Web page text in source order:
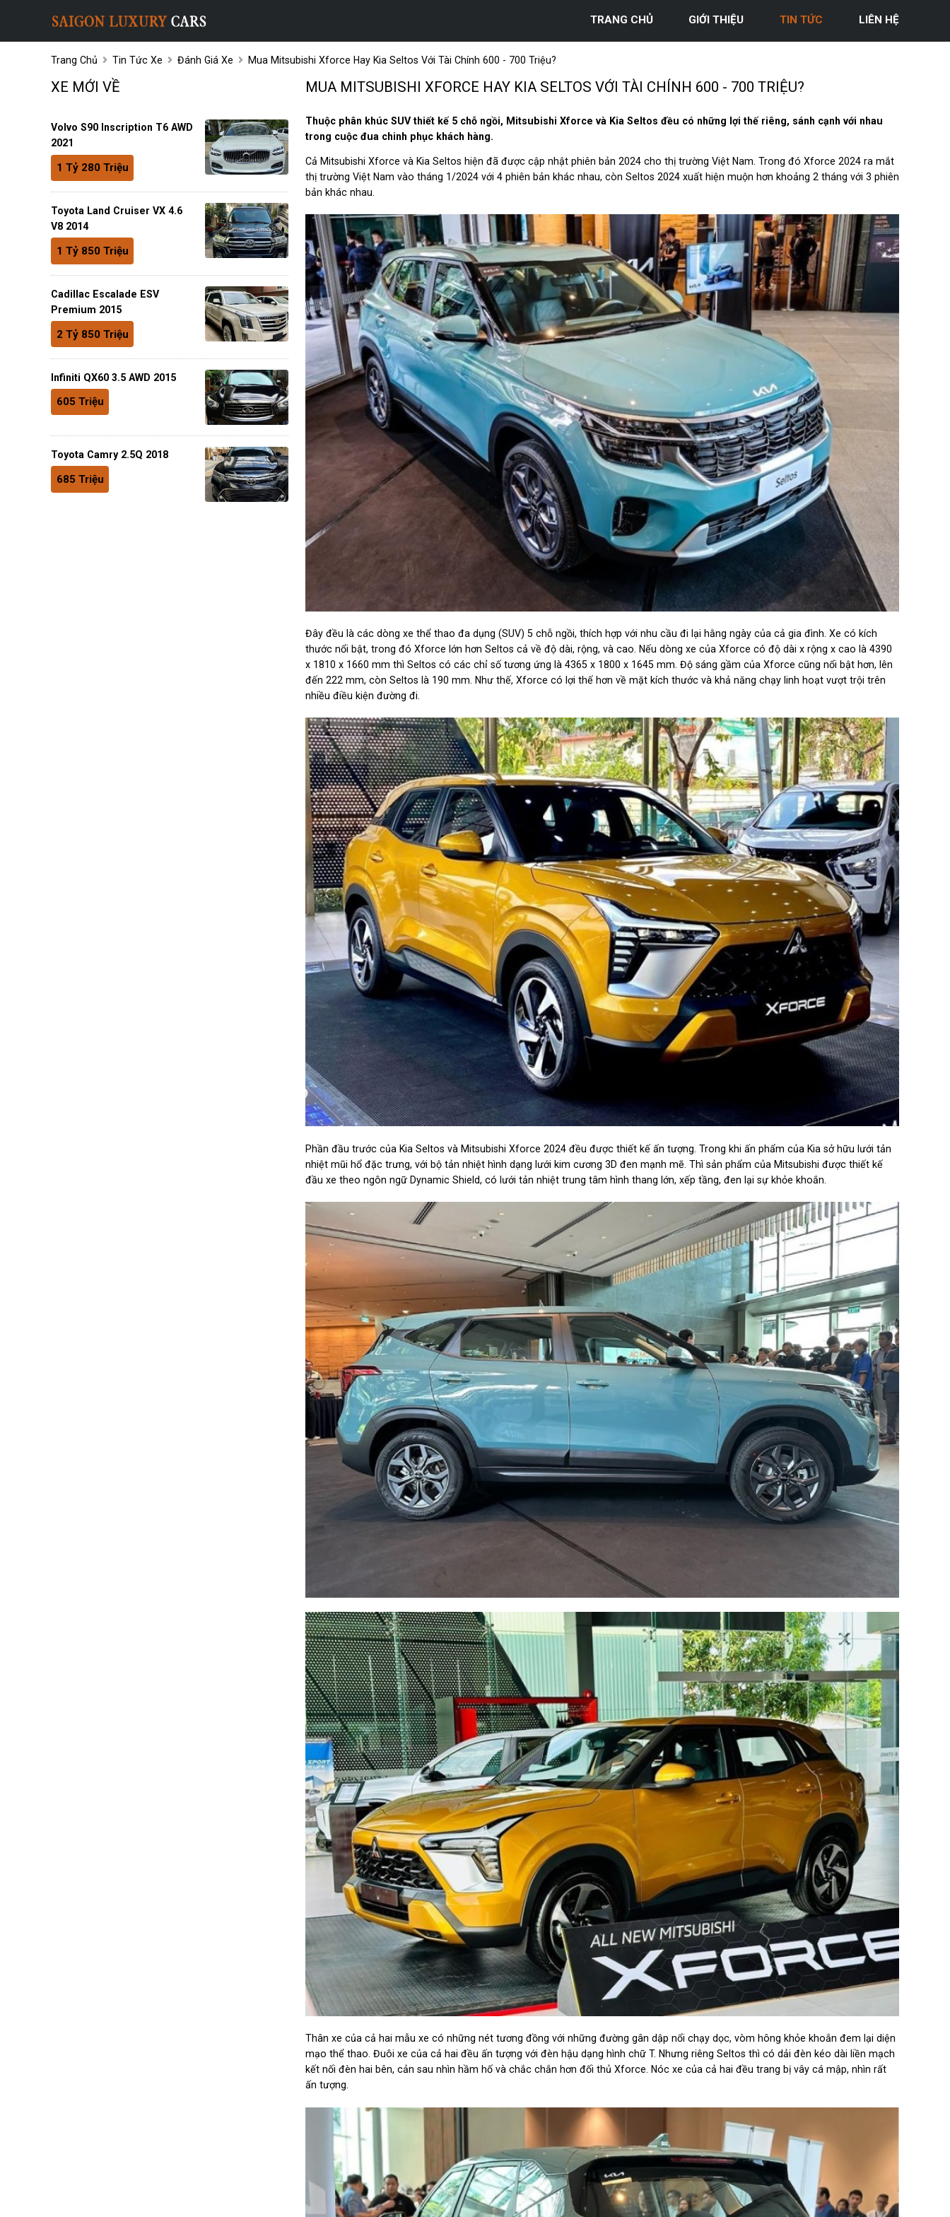
TRANG CHỦ GIỚI THIỆU TIN TỨC LIÊN HỆ
Trang Chủ Tin Tức Xe Đánh Giá Xe Mua Mitsubishi Xforce Hay Kia Seltos Với Tài Chính 600 - 700 Triệu?
MUA MITSUBISHI XFORCE HAY KIA SELTOS VỚI TÀI CHÍNH 600 - 700 TRIỆU?
Thuộc phân khúc SUV thiết kế 5 chỗ ngồi, Mitsubishi Xforce và Kia Seltos đều có những lợi thế riêng, sánh cạnh với nhau
trong cuộc đua chinh phục khách hàng.
Cả Mitsubishi Xforce và Kia Seltos hiện đã được cập nhật phiên bản 2024 cho thị trường Việt Nam. Trong đó Xforce 2024 ra mắt
thị trường Việt Nam vào tháng 1/2024 với 4 phiên bản khác nhau, còn Seltos 2024 xuất hiện muộn hơn khoảng 2 tháng với 3 phiên
bản khác nhau.
Đây đều là các dòng xe thể thao đa dụng (SUV) 5 chỗ ngồi, thích hợp với nhu cầu đi lại hằng ngày của cả gia đình. Xe có kích
thước nổi bật, trong đó Xforce lớn hơn Seltos cả về độ dài, rộng, và cao. Nếu dòng xe của Xforce có độ dài x rộng x cao là 4390
x 1810 x 1660 mm thì Seltos có các chỉ số tương ứng là 4365 x 1800 x 1645 mm. Độ sáng gầm của Xforce cũng nổi bật hơn, lên
đến 222 mm, còn Seltos là 190 mm. Như thế, Xforce có lợi thế hơn về mặt kích thước và khả năng chạy linh hoạt vượt trội trên
nhiều điều kiện đường đi.
Phần đầu trước của Kia Seltos và Mitsubishi Xforce 2024 đều được thiết kế ấn tượng. Trong khi ấn phẩm của Kia sở hữu lưới tản
nhiệt mũi hổ đặc trưng, với bộ tản nhiệt hình dạng lưới kim cương 3D đen mạnh mẽ. Thì sản phẩm của Mitsubishi được thiết kế
đầu xe theo ngôn ngữ Dynamic Shield, có lưới tản nhiệt trung tâm hình thang lớn, xếp tầng, đen lại sự khỏe khoắn.
Thân xe của cả hai mẫu xe có những nét tương đồng với những đường gân dập nổi chạy dọc, vòm hông khỏe khoắn đem lại diện
mạo thể thao. Đuôi xe của cả hai đều ấn tượng với đèn hậu dạng hình chữ T. Nhưng riêng Seltos thì có dải đèn kéo dài liền mạch
kết nối đèn hai bên, cản sau nhìn hầm hố và chắc chắn hơn đối thủ Xforce. Nóc xe của cả hai đều trang bị vây cá mập, nhìn rất
ấn tượng.
XE MỚI VỀ
Volvo S90 Inscription T6 AWD
2021
1 Tỷ 280 Triệu
Toyota Land Cruiser VX 4.6
V8 2014
1 Tỷ 850 Triệu
Cadillac Escalade ESV
Premium 2015
2 Tỷ 850 Triệu
Infiniti QX60 3.5 AWD 2015
605 Triệu
Toyota Camry 2.5Q 2018
685 Triệu